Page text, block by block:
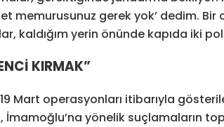
memurusunuz gerek yok’ dedim.
kaldığım yerin önünde kapıda iki
KIRMAK”
Mart operasyonları itibarıyla
İmamoğlu’na yönelik suçlamaların